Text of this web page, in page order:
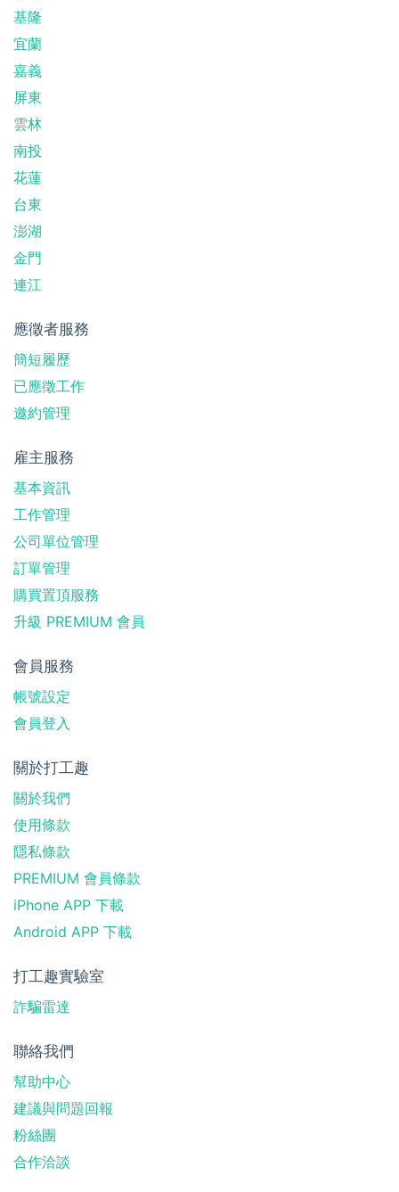
基隆
宜蘭
嘉義
屏東
雲林
南投
花蓮
台東
澎湖
金門
連江
應徵者服務
簡短履歷
已應徵工作
邀約管理
雇主服務
基本資訊
工作管理
公司單位管理
訂單管理
購買置頂服務
升級 PREMIUM 會員
會員服務
帳號設定
會員登入
關於打工趣
關於我們
使用條款
隱私條款
PREMIUM 會員條款
iPhone APP 下載
Android APP 下載
打工趣實驗室
詐騙雷達
聯絡我們
幫助中心
建議與問題回報
粉絲團
合作洽談